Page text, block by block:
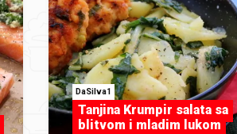
DaSilva1
Tanjina Krumpir salata sa
blitvom i mladim lukom